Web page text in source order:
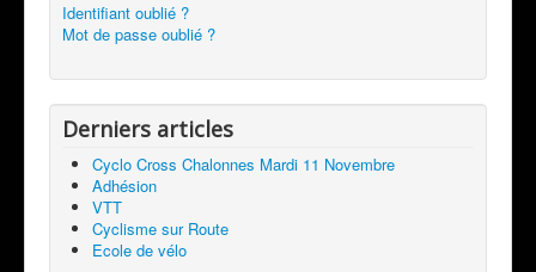
Identifiant oublié ?
Mot de passe oublié ?
Derniers articles
Cyclo Cross Chalonnes Mardi 11 Novembre
Adhésion
VTT
Cyclisme sur Route
Ecole de vélo